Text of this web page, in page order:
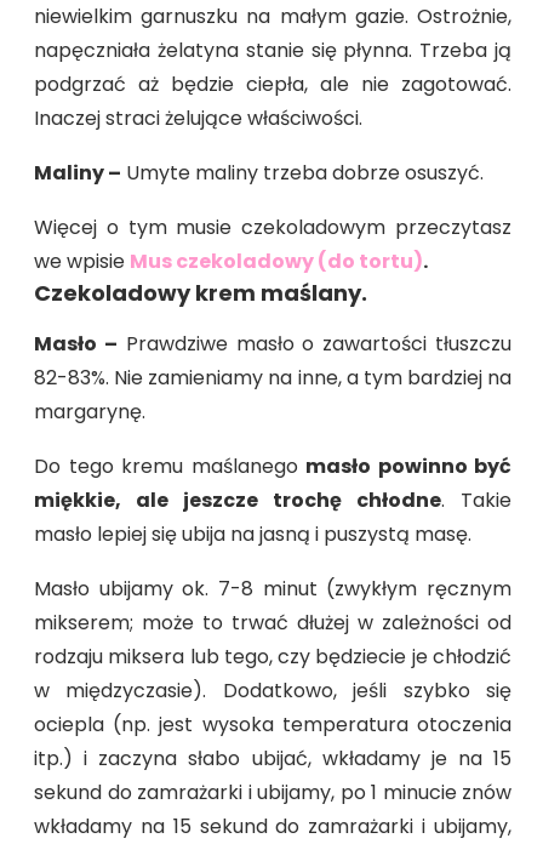
niewielkim garnuszku na małym gazie. Ostrożnie,
napęczniała żelatyna stanie się płynna. Trzeba ją
podgrzać aż będzie ciepła, ale nie zagotować.
Inaczej straci żelujące właściwości.
Maliny – Umyte maliny trzeba dobrze osuszyć.
Więcej o tym musie czekoladowym przeczytasz
we wpisie Mus czekoladowy (do tortu).
Czekoladowy krem maślany.
Masło – Prawdziwe masło o zawartości tłuszczu
82-83%. Nie zamieniamy na inne, a tym bardziej na
margarynę.
Do tego kremu maślanego masło powinno być
miękkie, ale jeszcze trochę chłodne. Takie
masło lepiej się ubija na jasną i puszystą masę.
Masło ubijamy ok. 7-8 minut (zwykłym ręcznym
mikserem; może to trwać dłużej w zależności od
rodzaju miksera lub tego, czy będziecie je chłodzić
w międzyczasie). Dodatkowo, jeśli szybko się
ociepla (np. jest wysoka temperatura otoczenia
itp.) i zaczyna słabo ubijać, wkładamy je na 15
sekund do zamrażarki i ubijamy, po 1 minucie znów
wkładamy na 15 sekund do zamrażarki i ubijamy,